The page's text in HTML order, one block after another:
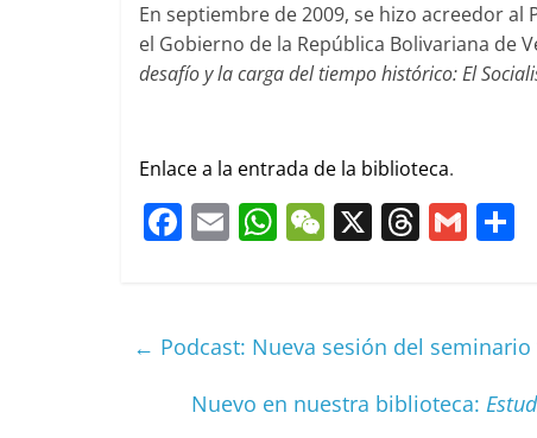
En septiembre de 2009, se hizo acreedor
el Gobierno de la República Bolivariana de
desafío y la carga del tiempo histórico: El
Enlace a la entrada de la biblioteca.
F
e
o
E
l
W
s
p
W
h
X T
a
s
G
l p
← Podcast: Nueva sesión del
Nuevo en nuestra biblioteca: